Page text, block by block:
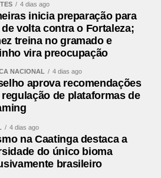
4 x 0 Athletico-PR
Brasil — oitavas de final
Salvador (BA)
de 2026, quinta-feira
Brasília)
Caique, Tarzia e Renê; Athletico-PR:
Arthur Dias e Mendoza
4 dias ago
inicia preparação para
volta contra o Fortaleza;
treina no gramado e
vira preocupação
NACIONAL 4 dias ago
aprova recomendações
regulação de plataformas de
4 dias ago
na Caatinga destaca a
do único bioma
brasileiro